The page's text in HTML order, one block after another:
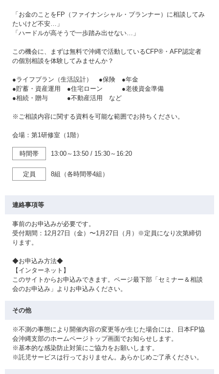
「お金のことをFP（ファイナンシャル・プランナー）に相談してみ
たいけど不安…」
「ハードルが高そうで一歩踏み出せない…」
この機会に、まずは無料で沖縄で活動しているCFP®・AFP認定者
の個別相談を体験してみませんか？
●ライフプラン（生活設計） ●保険 ●年金
●貯蓄・資産運用 ●住宅ローン ●老後資金準備
●相続・贈与 ●不動産活用 など
※ご相談内容に関する資料を可能な範囲でお持ちください。
会場：第1研修室（1階）
時間帯 13:00～13:50 / 15:30～16:20
定員 8組（各時間帯4組）
連絡事項等
事前のお申込みが必要です。
受付期間：12月27日（金）〜1月27日（月）※定員になり次第締切
ります。
◆お申込み方法◆
【インターネット】
このサイトからお申込みできます。ページ最下部「セミナー＆相談
会のお申込み」よりお申込みください。
その他
※不測の事態により開催内容の変更等が生じた場合には、日本FP協
会沖縄支部のホームページトップ画面でお知らせします。
※基本的な感染防止対策にご協力をお願いします。
※託児サービスは行っておりません。あらかじめご了承ください。